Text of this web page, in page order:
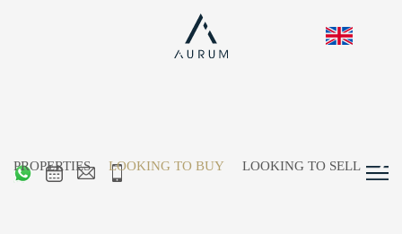
PROPERTIES LOOKING TO BUY LOOKING TO SELL